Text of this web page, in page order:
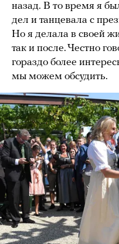
назад. В то время я
дел и танцевала с
Но я делала в своей
так и после. Честно
гораздо более
мы можем обсудить.